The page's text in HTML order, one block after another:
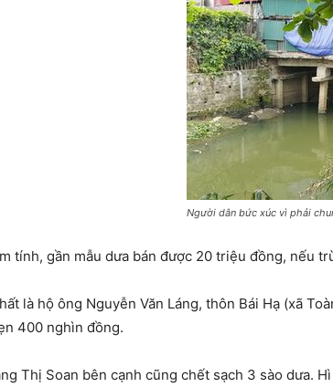
Người dân bức xúc vì phải
tính, gần mẫu dưa bán được 20 triệu đồng, nếu
là hộ ông Nguyễn Văn Láng, thôn Bái Hạ (xã
400 nghìn đồng.
Thị Soan bên cạnh cũng chết sạch 3 sào dưa.